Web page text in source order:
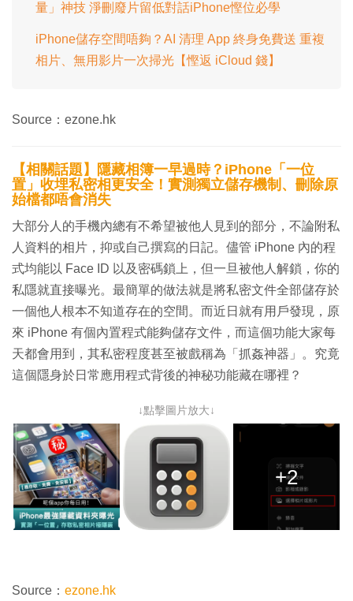
量」神技 淨刪廢片留低對話iPhone慳位必學
iPhone儲存空間唔夠？AI 清理 App 終身免費送 重複
相片、無用影片一次掃光【慳返 iCloud 錢】
Source：ezone.hk
【相關話題】隱藏相簿一早過時？iPhone「一位
置」收埋私密相更安全！實測獨立儲存機制、刪除原
始檔都唔會消失
大部分人的手機內總有不希望被他人見到的部分，不論附私
人資料的相片，抑或自己撰寫的日記。儘管 iPhone 內的程
式均能以 Face ID 以及密碼鎖上，但一旦被他人解鎖，你的
私隱就直接曝光。最簡單的做法就是將私密文件全部儲存於
一個他人根本不知道存在的空間。而近日就有用戶發現，原
來 iPhone 有個內置程式能夠儲存文件，而這個功能大家每
天都會用到，其私密程度甚至被戲稱為「抓姦神器」。究竟
這個隱身於日常應用程式背後的神秘功能藏在哪裡？
↓點擊圖片放大↓
+2
Source： ezone.hk